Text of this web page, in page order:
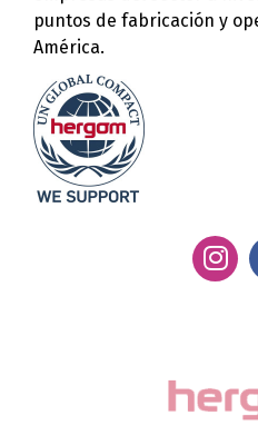
puntos de fabricación y
América.